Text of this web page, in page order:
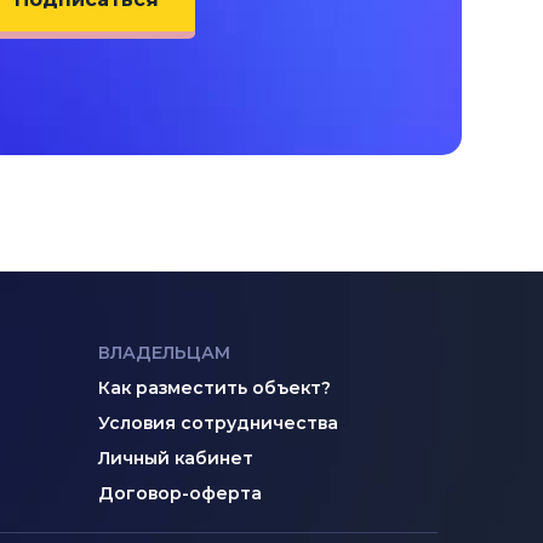
ВЛАДЕЛЬЦАМ
Как разместить объект?
Условия сотрудничества
Личный кабинет
Договор-оферта